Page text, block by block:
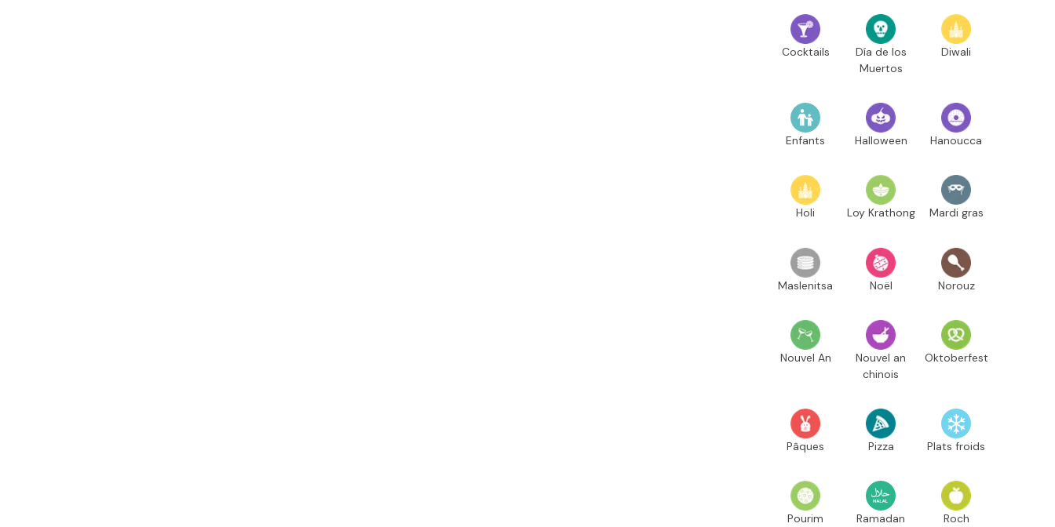
Cocktails
Día de los
Muertos
Diwali
Enfants Halloween Hanoucca
Holi Loy Krathong Mardi gras
Maslenitsa Noël Norouz
Nouvel An
Nouvel an
chinois
Oktoberfest
Pâques Pizza Plats froids
Pourim Ramadan Roch